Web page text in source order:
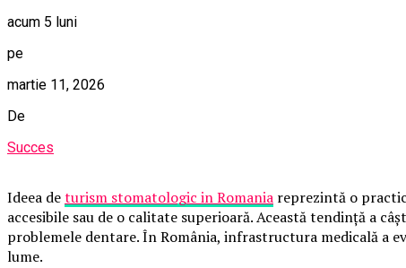
acum 5 luni
pe
martie 11, 2026
De
Succes
Ideea deturism stomatologic in Romania reprezintă o
accesibile sau de o calitate superioară. Această tendință a
problemele dentare. În România, infrastructura medicală a
lume.